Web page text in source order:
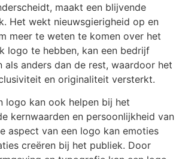
maakt een blijvende
Het wekt nieuwsgierigheid op en
meer te weten te komen over het
logo te hebben, kan een bedrijf
als anders dan de rest, waardoor het
en originaliteit versterkt.
logo kan ook helpen bij het
kernwaarden en persoonlijkheid van
aspect van een logo kan emoties
creëren bij het publiek. Door